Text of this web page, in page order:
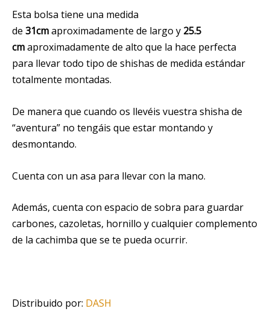
Esta bolsa tiene una medida
de 31cmaproximadamente de largo y 25.5
cmaproximadamente de alto que la hace perfecta
para llevar todo tipo de shishas de medida estándar
totalmente montadas.
De manera que cuando os llevéis vuestra shisha de
“aventura” no tengáis que estar montando y
desmontando.
Cuenta con un asa para llevar con la mano.
Además, cuenta con espacio de sobra para guardar
carbones, cazoletas, hornillo y cualquier complemento
de la cachimba que se te pueda ocurrir.
Distribuido por: DASH